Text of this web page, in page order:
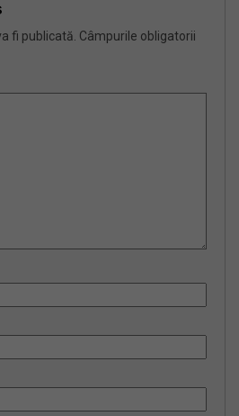
fi publicată. Câmpurile obligatorii